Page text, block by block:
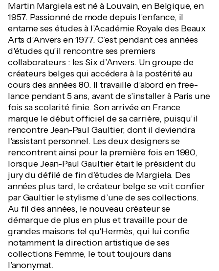
Martin Margiela est né à Louvain, en Belgique, en
1957. Passionné de mode depuis l'enfance, il
entame ses études à l’Académie Royale des Beaux
Arts d’Anvers en 1977. C’est pendant ces années
d'études qu’il rencontre ses premiers
collaborateurs : les Six d’Anvers. Un groupe de
créateurs belges qui accédera à la postérité au
cours des années 80. Il travaille d’abord en free-
lance pendant 5 ans, avant de s’installer à Paris une
fois sa scolarité finie. Son arrivée en France
marque le début officiel de sa carrière, puisqu’il
rencontre Jean-Paul Gaultier, dont il deviendra
l'assistant personnel. Les deux designers se
rencontrent ainsi pour la première fois en 1980,
lorsque Jean-Paul Gaultier était le président du
jury du défilé de fin d’études de Margiela. Des
années plus tard, le créateur belge se voit confier
par Gaultier le stylisme d’une de ses collections.
Au fil des années, le nouveau créateur se
démarque de plus en plus et travaille pour de
grandes maisons tel qu'Hermès, qui lui confie
notamment la direction artistique de ses
collections Femme, le tout toujours dans
l’anonymat.